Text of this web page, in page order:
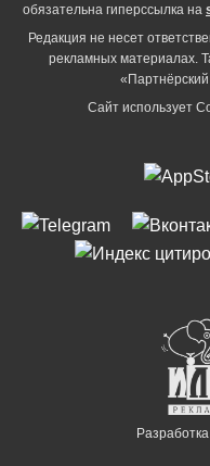
обязательна гиперссылка на
Редакция не несет
рекламных материалах.
Сайт использует